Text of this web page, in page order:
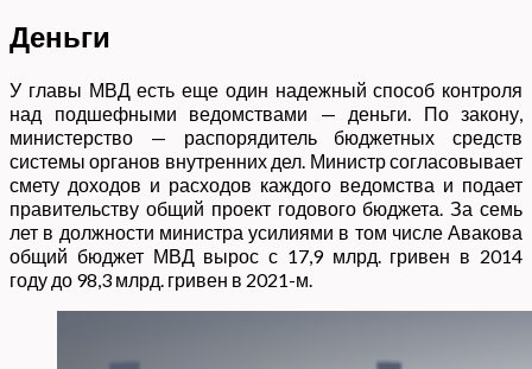
Деньги
У главы МВД есть еще один надежный способ контроля
над подшефными ведомствами — деньги. По закону,
министерство — распорядитель бюджетных средств
системы органов внутренних дел. Министр согласовывает
смету доходов и расходов каждого ведомства и подает
правительству общий проект годового бюджета. За семь
лет в должности министра усилиями в том числе Авакова
общий бюджет МВД вырос с 17,9 млрд. гривен в 2014
году до 98,3 млрд. гривен в 2021-м.